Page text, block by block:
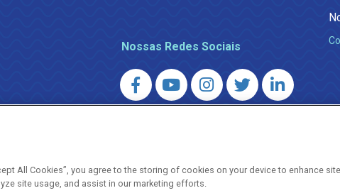
Nossas Redes Sociais
AGENERSA – Agência Reguladora de Energia
All Cookies”, you agree to the storing of cookies on your device to enhance site
site usage, and assist in our marketing efforts.